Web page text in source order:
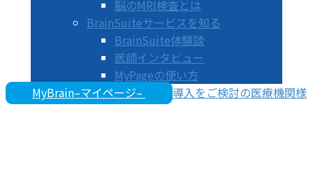
脳のMRI検査とは
BrainSuiteサービスを知る
BrainSuite体験談
医師インタビュー
MyPageの使い方
MyBrain–マイページ–
導入をご検討の医療機関様